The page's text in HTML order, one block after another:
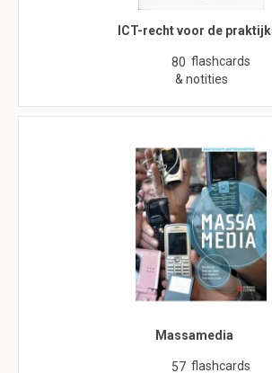
ICT-recht voor de praktijk
80 flashcards
& notities
Massamedia
57 flashcards